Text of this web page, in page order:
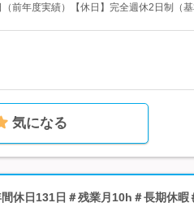
前年度実績）【休日】完全週休2日制（
気になる
休日131日＃残業月10h＃長期休暇